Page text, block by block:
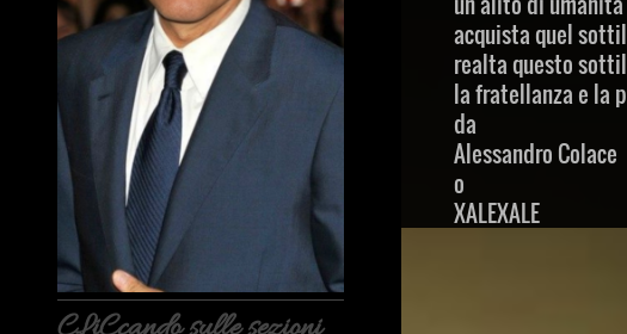
acquista quel
realta questo
la fratellanza e la
da
Alessandro Colace
o
XALEXALE